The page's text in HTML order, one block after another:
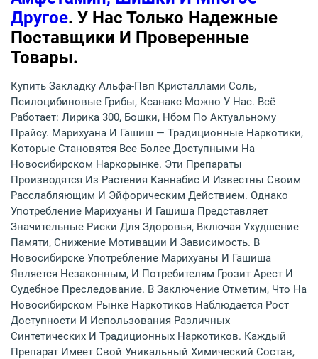
Другое. У Нас Только Надежные
Поставщики И Проверенные
Товары.
Купить Закладку Альфа-Пвп Кристаллами Соль,
Псилоцибиновые Грибы, Ксанакс Можно У Нас. Всё
Работает: Лирика 300, Бошки, Нбом По Актуальному
Прайсу. Марихуана И Гашиш — Традиционные Наркотики,
Которые Становятся Все Более Доступными На
Новосибирском Наркорынке. Эти Препараты
Производятся Из Растения Каннабис И Известны Своим
Расслабляющим И Эйфорическим Действием. Однако
Употребление Марихуаны И Гашиша Представляет
Значительные Риски Для Здоровья, Включая Ухудшение
Памяти, Снижение Мотивации И Зависимость. В
Новосибирске Употребление Марихуаны И Гашиша
Является Незаконным, И Потребителям Грозит Арест И
Судебное Преследование. В Заключение Отметим, Что На
Новосибирском Рынке Наркотиков Наблюдается Рост
Доступности И Использования Различных
Синтетических И Традиционных Наркотиков. Каждый
Препарат Имеет Свой Уникальный Химический Состав,